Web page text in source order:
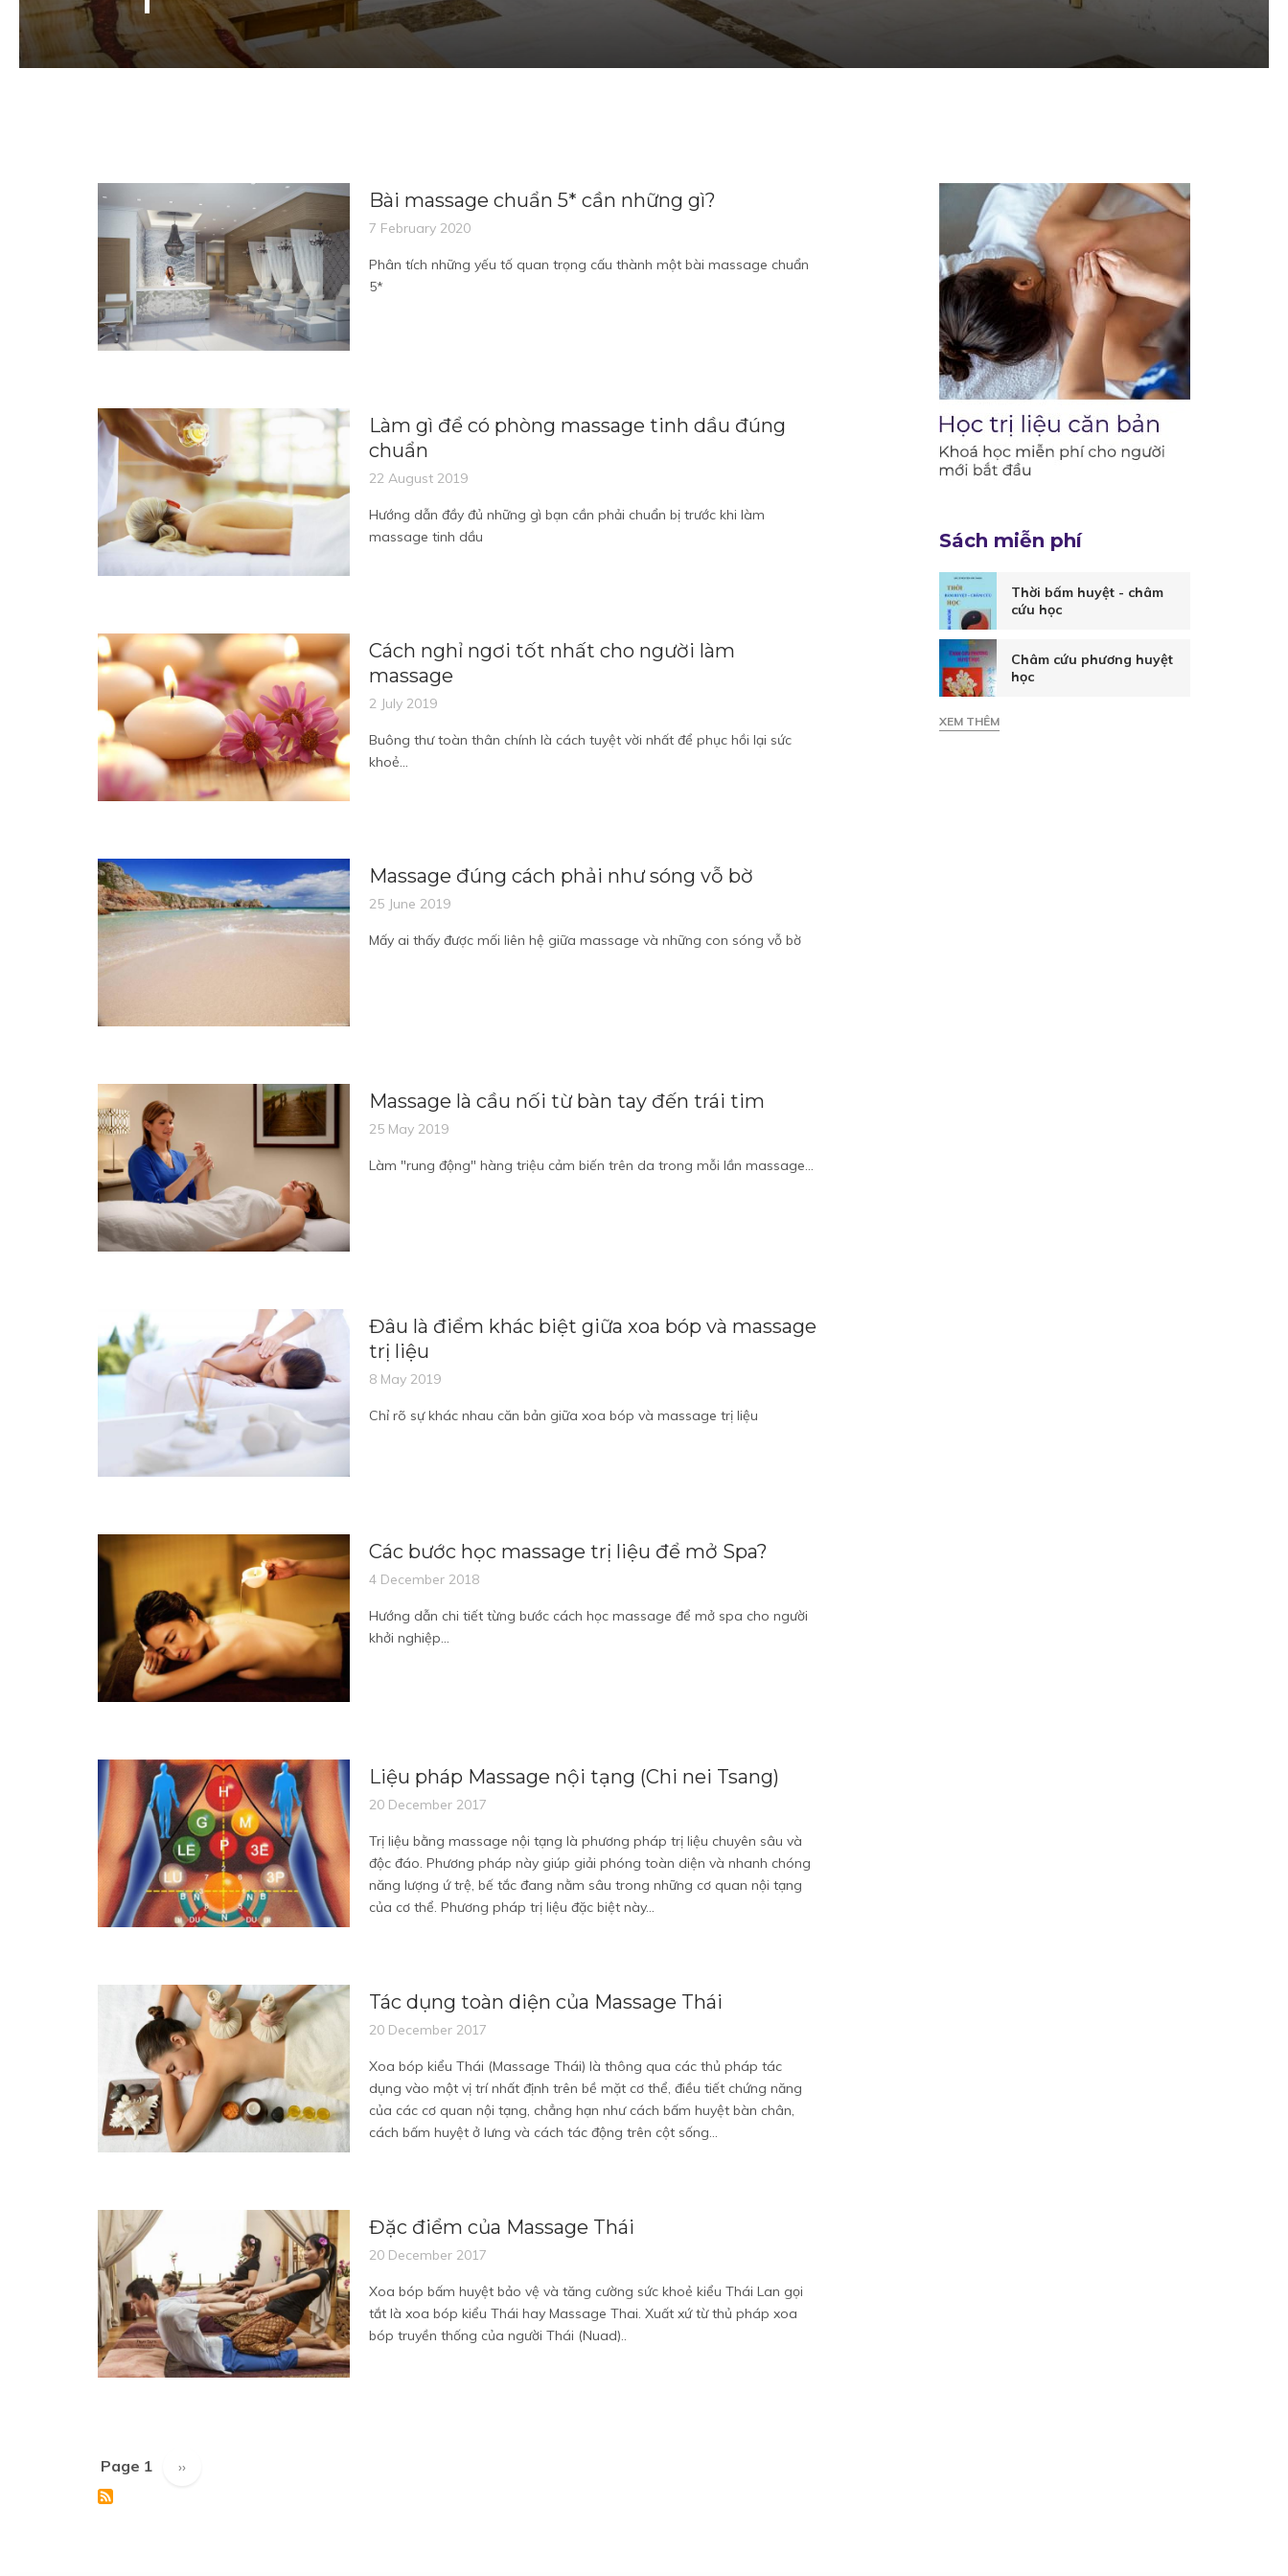
Bài massage chuẩn 5* cần những gì?
7 February 2020
Phân tích những yếu tố quan trọng cấu thành một bài massage chuẩn
5*
Làm gì để có phòng massage tinh dầu đúng
chuẩn
22 August 2019
Hướng dẫn đầy đủ những gì bạn cần phải chuẩn bị trước khi làm
massage tinh dầu
Cách nghỉ ngơi tốt nhất cho người làm
massage
2 July 2019
Buông thư toàn thân chính là cách tuyệt vời nhất để phục hồi lại sức
khoẻ...
Massage đúng cách phải như sóng vỗ bờ
25 June 2019
Mấy ai thấy được mối liên hệ giữa massage và những con sóng vỗ bờ
Massage là cầu nối từ bàn tay đến trái tim
25 May 2019
Làm "rung động" hàng triệu cảm biến trên da trong mỗi lần massage...
Đâu là điểm khác biệt giữa xoa bóp và massage
trị liệu
8 May 2019
Chỉ rõ sự khác nhau căn bản giữa xoa bóp và massage trị liệu
Các bước học massage trị liệu để mở Spa?
4 December 2018
Hướng dẫn chi tiết từng bước cách học massage để mở spa cho người
khởi nghiệp...
Liệu pháp Massage nội tạng (Chi nei Tsang)
20 December 2017
Trị liệu bằng massage nội tạng là phương pháp trị liệu chuyên sâu và
độc đáo. Phương pháp này giúp giải phóng toàn diện và nhanh chóng
năng lượng ứ trệ, bế tắc đang nằm sâu trong những cơ quan nội tạng
của cơ thể. Phương pháp trị liệu đặc biệt này...
Tác dụng toàn diện của Massage Thái
20 December 2017
Xoa bóp kiểu Thái (Massage Thái) là thông qua các thủ pháp tác
dụng vào một vị trí nhất định trên bề mặt cơ thể, điều tiết chứng năng
của các cơ quan nội tạng, chẳng hạn như cách bấm huyệt bàn chân,
cách bấm huyệt ở lưng và cách tác động trên cột sống...
Đặc điểm của Massage Thái
20 December 2017
Xoa bóp bấm huyệt bảo vệ và tăng cường sức khoẻ kiểu Thái Lan gọi
tắt là xoa bóp kiểu Thái hay Massage Thai. Xuất xứ từ thủ pháp xoa
bóp truyền thống của người Thái (Nuad)..
Pagination
Page 1 Next
››
Sách miễn phí
Thời bấm huyệt - châm
cứu học
Châm cứu phương huyệt
học
XEM THÊM